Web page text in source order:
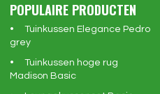
POPULAIRE PRODUCTEN
Tuinkussen Elegance Pedro
grey
Tuinkussen hoge rug
Madison Basic